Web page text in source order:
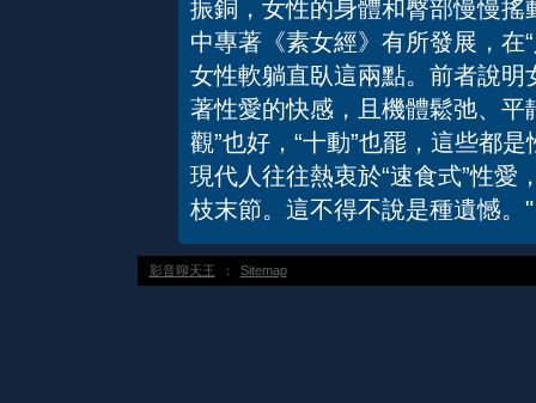
振銅，女性的身體和臀部慢慢
中專著《素女經》有所發展，在
女性軟躺直臥這兩點。前者說
著性愛的快感，且機體鬆弛、
觀”也好，“十動”也罷，這些都
現代人往往熱衷於“速食式”性愛
枝末節。這不得不說是種遺憾。"
影音聊天王 ： Sitemap